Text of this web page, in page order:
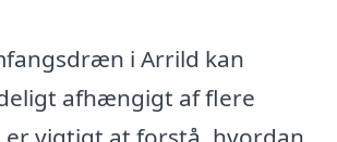
i Arrild kan
afhængigt af flere